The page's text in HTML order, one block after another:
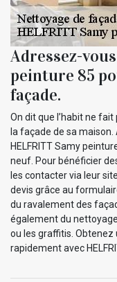
Adressez-
peinture 85
façade.
On dit que l’habit ne
la façade de sa maison.
HELFRITT Samy
neuf. Pour bénéficier
les contacter via leur
devis grâce au
du ravalement des
également du
ou les graffitis.
rapidement avec